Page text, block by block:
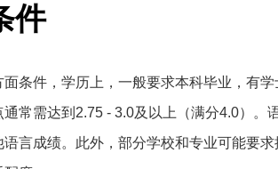
件
面条件，学历上，一般要求本科毕业，有
常需达到2.75 - 3.0及以上（满分4.0）。
言成绩。此外，部分学校和专业可能要